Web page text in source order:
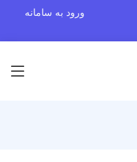
ورود به سامانه